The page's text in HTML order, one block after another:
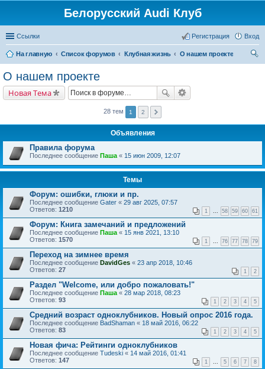
Белорусский Audi Клуб
Ссылки Вход
Регистрация
На главную Список форумов Клубная жизнь
О нашем проекте
О нашем проекте
Новая Тема
28 тем 1 2
Объявления
Правила форума
Последнее сообщение Паша « 15 июн 2009, 12:07
Темы
Форум: ошибки, глюки и пр.
Последнее сообщение Gater « 29 авг 2025, 07:57
Ответов: 1210 1 ... 58 59 60 61
Форум: Книга замечаний и предложений
Последнее сообщение Паша « 15 янв 2021, 13:10
Ответов: 1570 1 ... 76 77 78 79
Переход на зимнее время
Последнее сообщение DavidGes « 23 апр 2018, 10:46
Ответов: 27 1 2
Раздел "Welcome, или добро пожаловать!"
Последнее сообщение Паша « 28 мар 2018, 08:23
Ответов: 93 1 2 3 4 5
Средний возраст одноклубников. Новый опрос 2016 года.
Последнее сообщение BadShaman « 18 май 2016, 06:22
Ответов: 83 1 2 3 4 5
Новая фича: Рейтинги одноклубников
Последнее сообщение Tudeski « 14 май 2016, 01:41
Ответов: 147 1 ... 5 6 7 8